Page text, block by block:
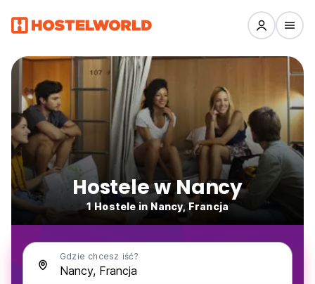
Hostele w Nancy
1 Hostele in Nancy, Francja
Gdzie chcesz iść?